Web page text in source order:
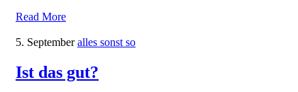
Read More
5. September alles sonst so
Ist das gut?